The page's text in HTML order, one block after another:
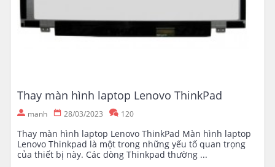
Thay màn hình laptop Lenovo ThinkPad
manh 28/03/2023 120
Thay màn hình laptop Lenovo ThinkPad Màn hình laptop
Lenovo Thinkpad là một trong những yếu tố quan trọng
của thiết bị này. Các dòng Thinkpad thường ...